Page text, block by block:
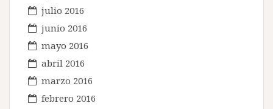
julio 2016
junio 2016
mayo 2016
abril 2016
marzo 2016
febrero 2016